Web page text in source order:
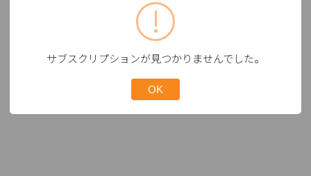
サブスクリプションが見つかりませんでした。
OK